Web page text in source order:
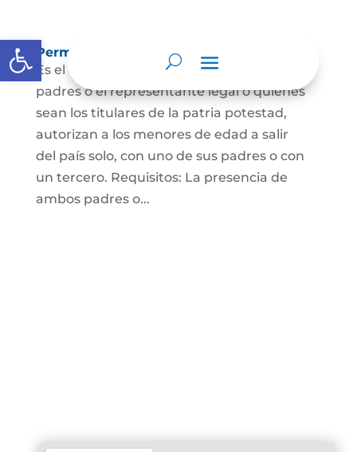
Abrir barra de herramientas
Permisos de salida de país temporal
Es el documento mediante el cual los
padres o el representante legal o quienes
sean los titulares de la patria potestad,
autorizan a los menores de edad a salir
del país solo, con uno de sus padres o con
un tercero. Requisitos: La presencia de
ambos padres o...